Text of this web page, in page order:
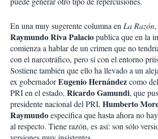
En una muy sugerente columna en La Razón
Raymundo Riva Palaciopublica que en la
comienza a hablar de un crimen que no
con el narcotráfico, pero sí con el entorno
Sostiene también que ello ha llevado a un
ex gobernadorEugenio Hernándezcomo
PRI en el estado, Ricardo Gamundi, que
presidente nacional del PRI, Humberto
Raymundoespecifica que hasta ahora no
al respecto. Tiene razón, es así: son sólo